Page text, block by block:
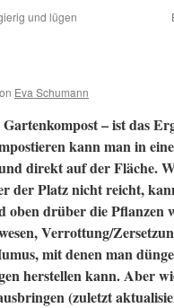
und lügen
Eva Schumann
– ist das
kann man in
direkt auf der Fläche.
der Platz nicht reicht,
drüber die Pflanzen
Verrottung/
mit denen man
herstellen kann. Aber
(zuletzt